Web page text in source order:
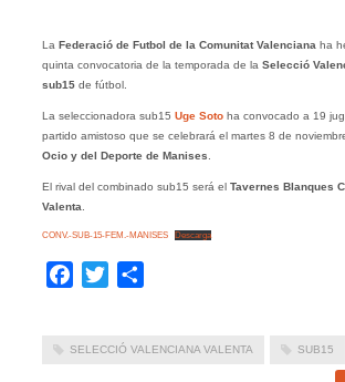
La Federació de Futbol de la Comunitat Valenciana ha
quinta convocatoria de la temporada de la Selecció
sub15de fútbol.
La seleccionadora sub15 Uge Sotoha convocado a 19
partido amistoso que se celebrará el martes 8 de
Ocio y del Deporte de Manises
El rival del combinado sub15 será el Tavernes Blanques
Valenta
CONV.-SUB-15-FEM.-MANISES Descarga
Facebook
Twitter
SELECCIÓ VALENCIANA VALENTA SUB15